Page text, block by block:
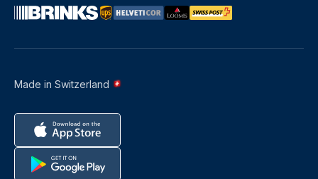
Made in Switzerland